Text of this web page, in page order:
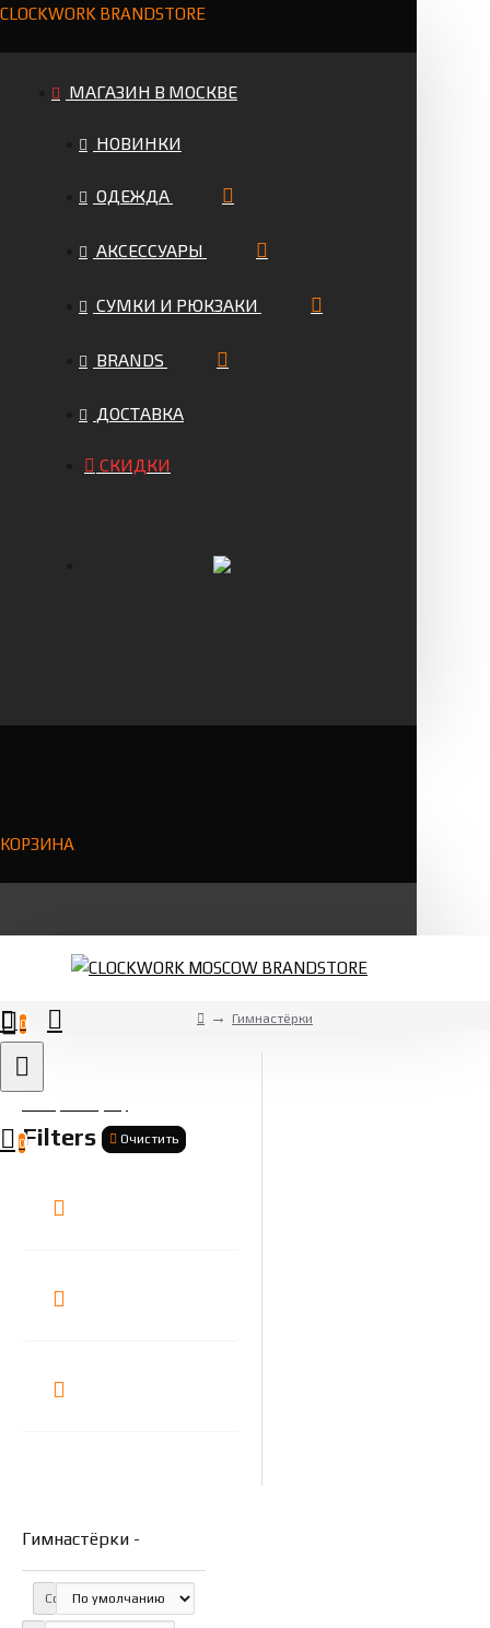
CLOCKWORK BRANDSTORE
МАГАЗИН В МОСКВЕ
НОВИНКИ
ОДЕЖДА
АКСЕССУАРЫ
СУМКИ И РЮКЗАКИ
BRANDS
ДОСТАВКА
СКИДКИ
КОРЗИНА
0
0
Гимнастёрки
Filters Очистить
Гимнастёрки -
Сортировка: